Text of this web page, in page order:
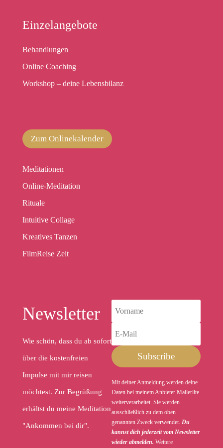
Einzelangebote
Behandlungen
Online Coaching
Workshop – deine Lebensbilanz
Zum Onlinekalender
Meditationen
Online-Meditation
Rituale
Intuitive Collage
Kreatives Tanzen
FilmReise Zeit
Newsletter
Wie schön, dass du ab sofort
über die kostenfreien
Impulse mit mir reisen
möchtest. Zur Begrüßung
erhältst du meine Meditation
"Ankommen bei dir".
Subscribe
Mit deiner Anmeldung werden deine
Daten bei meinem Anbieter Mailerlite
weiterverarbeitet. Sie werden
ausschließlich zu dem oben
genannten Zweck verwendet. Du
kannst dich jederzeit vom Newsletter
wieder abmelden. Weitere